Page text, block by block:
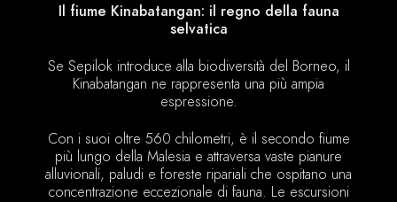
Il fiume Kinabatangan: il regno della fauna
selvatica
Se Sepilok introduce alla biodiversità del Borneo, il
Kinabatangan ne rappresenta una più ampia
espressione.
Con i suoi oltre 560 chilometri, è il secondo fiume
più lungo della Malesia e attraversa vaste pianure
alluvionali, paludi e foreste ripariali che ospitano una
concentrazione eccezionale di fauna. Le escursioni